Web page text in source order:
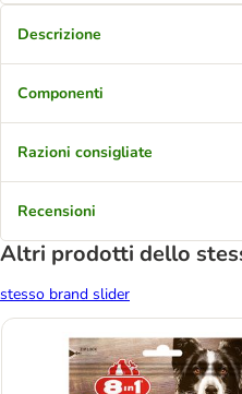
Descrizione
Componenti
Razioni consigliate
Recensioni
Altri prodotti dello
stesso brand slider